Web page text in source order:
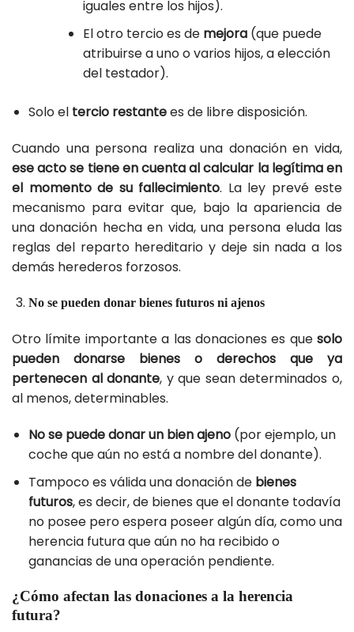
iguales entre los hijos).
El otro tercio es de mejora(que puede
atribuirse a uno o varios hijos, a elección
del testador).
Solo el tercio restantees de libre disposición.
Cuando una persona realiza una donación en vida,
ese acto se tiene en cuenta al calcular la legítima en
el momento de su fallecimiento. La ley prevé este
mecanismo para evitar que, bajo la apariencia de
una donación hecha en vida, una persona eluda las
reglas del reparto hereditario y deje sin nada a los
demás herederos forzosos.
No se pueden donar bienes futuros ni ajenos
Otro límite importante a las donaciones es que solo
pueden donarse bienes o derechos que ya
pertenecen al donante, y que sean determinados o,
al menos, determinables.
No se puede donar un bien ajeno(por ejemplo, un
coche que aún no está a nombre del donante).
Tampoco es válida una donación de bienes
futuros, es decir, de bienes que el donante todavía
no posee pero espera poseer algún día, como una
herencia futura que aún no ha recibido o
ganancias de una operación pendiente.
¿Cómo afectan las donaciones a la herencia
futura?